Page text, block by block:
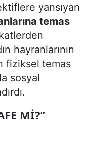
yansıyan
temas
hayranlarının
fiziksel temas
sosyal
MI?”